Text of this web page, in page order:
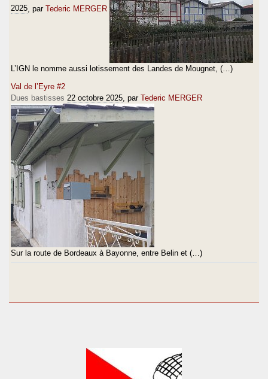
2025 , par Tederic MERGER
L’IGN le nomme aussi lotissement des Landes de Mougnet, (…)
Val de l’Eyre #2
Dues bastisses 22 octobre 2025 , par Tederic MERGER
Sur la route de Bordeaux à Bayonne, entre Belin et (…)